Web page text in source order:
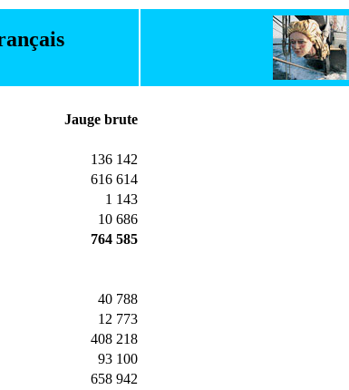
Jauge brute
136 142
616 614
1 143
10 686
764 585
40 788
12 773
408 218
93 100
658 942